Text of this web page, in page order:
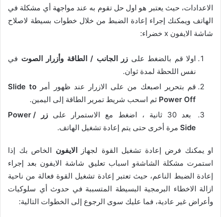
الاعدادات، حيث يعتبر هو اول حل تقوم به عند مواجهة أي مشكلة في
الهاتف ويمكنك إجراء إعادة الضبط من خلال خطوات بسيطة لاصلاح
شاشة الايفون x خضراء:
اولا قم بالضغط على زر الجانب / الطاقة وأزرار الصوت في
نفس اللحظة لمدة ثوان.
قم بتحرير اصبعك من على الازرار عند ظهور أمر Slide to
Power Off ثم اسحب شريط تمرير الطاقة إلى اليمين.
بعد 30 ثانية ، اضغط مع الاستمرار على
زر Power /
Side مرة أخرى حتى يتم إعادة تشغيل الهاتف.
او يمكنك فرض إعادة تشغيل القوة لجهازالايفون الخاص بك إذا
استمرت مشكلة الشاشةو اسباب تعليق شاشة الايفون بعد إجراء
إعادة الضبط الناعم، حيث تعتبر إعادة تشغيل القوة فعالة من ناحية
ازالة الاخطاء البرمجية البسيطة المتسببة في حدوث أي سلوكيات
وأعراض غير عادية، فما عليك سوى الرجوع إلى الخطوات التالية: